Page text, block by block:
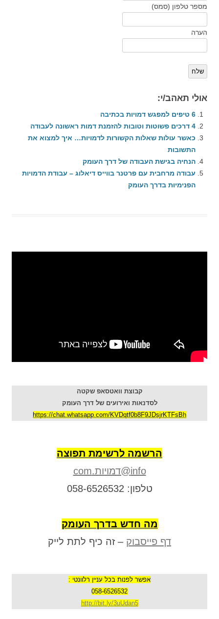
מספר טלפון (סמס)
הערה
שלח
אולי תאהב/י:
6 טיפים למפגש דמויות בכתיבה
4 דרכים פשוטות וטובות להזמנת דמות ראשונה לעבודה
כאשר עולות שאלות הקשורות לדמויות… איך למצוא את
התשובות
הנחיה בגישת העבודה של דרך העומק
עבודה מרחבית עם פרטנר בווייס דיאלוג – עבודת הדמויות
הפנימיות בדרך העומק
קבוצת וואטסאפ שקטה
לסדנאות ואירועים של דרך העומק
https://chat.whatsapp.com/KVDqtf0b8F9JDsjrKTFsBh
הרשמה לרשימת תפוצה
info@דמויות.com
טלפון: 058-6526532
מה חדש בדרך העומק
דף פייסבוק – זה כיף לתת לייק
אפשר לפנות בכל עניין רלוונטי :
058-6526532
http://bit.ly/3uUdan5